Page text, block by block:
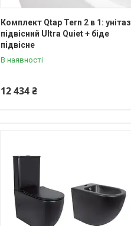
Комплект Qtap Tern 2 в 1: унітаз
підвісний Ultra Quiet + біде
підвісне
В наявності
12 434 ₴